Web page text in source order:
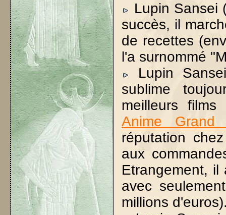
Lupin Sansei
succès, il
de recettes
l'a surnommé
Lupin
sublime
meilleurs
Anime Grand
réputation
aux
Etrangement,
avec
millions